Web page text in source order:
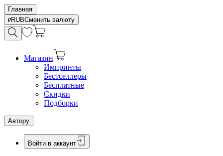
Главная
RUBСменить валюту
Магазин
Импринты
Бестселлеры
Бесплатные
Скидки
Подборки
Автору
Войти в аккаунт